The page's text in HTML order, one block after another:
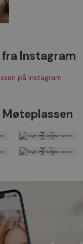
Instagram
på Instagram
Møteplassen